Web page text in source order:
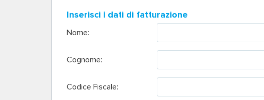
Inserisci i dati di fatturazione
Nome:
Cognome:
Codice Fiscale: